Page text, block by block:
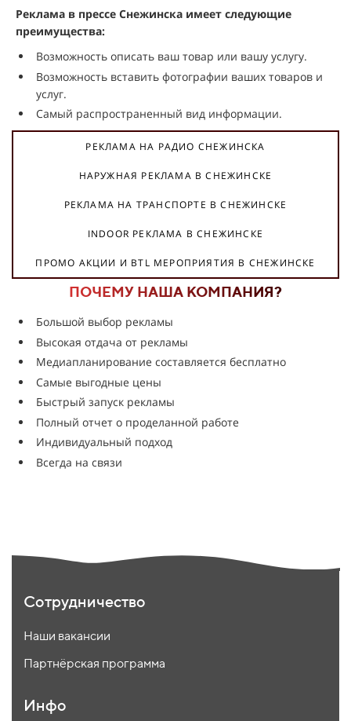
Реклама в прессе Снежинска имеет следующие
преимущества:
Возможность описать ваш товар или вашу услугу.
Возможность вставить фотографии ваших товаров и
услуг.
Самый распространенный вид информации.
РЕКЛАМА НА РАДИО СНЕЖИНСКА
НАРУЖНАЯ РЕКЛАМА В СНЕЖИНСКЕ
РЕКЛАМА НА ТРАНСПОРТЕ В СНЕЖИНСКЕ
INDOOR РЕКЛАМА В СНЕЖИНСКЕ
ПРОМО АКЦИИ И BTL МЕРОПРИЯТИЯ В СНЕЖИНСКЕ
ПОЧЕМУ НАША КОМПАНИЯ?
Большой выбор рекламы
Высокая отдача от рекламы
Медиапланирование составляется бесплатно
Самые выгодные цены
Быстрый запуск рекламы
Полный отчет о проделанной работе
Индивидуальный подход
Всегда на связи
Сотрудничество
Наши вакансии
Партнёрская программа
Инфо